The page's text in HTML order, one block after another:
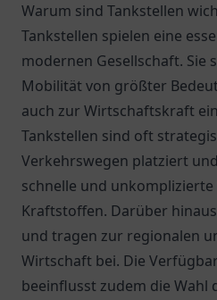
Warum sind Tankstellen
Tankstellen spielen eine
modernen Gesellschaft. Sie
Mobilität von größter
auch zur Wirtschaftskraft
Tankstellen sind oft
Verkehrswegen platziert
schnelle und
Kraftstoffen. Darüber
und tragen zur regionalen
Wirtschaft bei. Die
beeinflusst zudem die Wahl